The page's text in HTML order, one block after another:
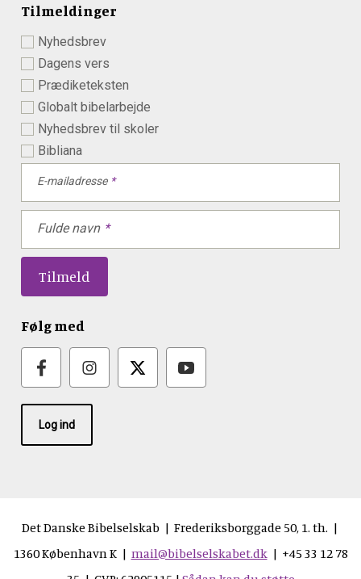
Tilmeldinger
Nyhedsbrev
Dagens vers
Prædiketeksten
Globalt bibelarbejde
Nyhedsbrev til skoler
Bibliana
E-mailadresse
Fulde navn
Følg med
Log ind
Det Danske Bibelselskab | Frederiksborggade 50, 1. th. |
1360 København K | mail@bibelselskabet.dk| +45 33 12 78